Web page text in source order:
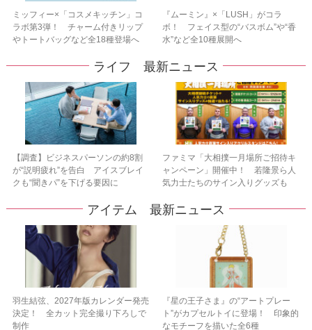
ミッフィー×「コスメキッチン」コ
ラボ第3弾！ チャーム付きリップ
やトートバッグなど全18種登場へ
『ムーミン』×「LUSH」がコラ
ボ！ フェイス型の“バスボム”や“香
水”など全10種展開へ
ライフ 最新ニュース
【調査】ビジネスパーソンの約8割
が“説明疲れ”を告白 アイスブレイ
クも“聞きパ”を下げる要因に
ファミマ「大相撲一月場所ご招待キ
ャンペーン」開催中！ 若隆景ら人
気力士たちのサイン入りグッズも
アイテム 最新ニュース
羽生結弦、2027年版カレンダー発売
決定！ 全カット完全撮り下ろしで
制作
『星の王子さま』の“アートプレー
ト”がカプセルトイに登場！ 印象的
なモチーフを描いた全6種